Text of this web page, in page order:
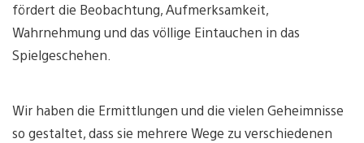
fördert die Beobachtung, Aufmerksamkeit,
Wahrnehmung und das völlige Eintauchen in das
Spielgeschehen.
Wir haben die Ermittlungen und die vielen Geheimnisse
so gestaltet, dass sie mehrere Wege zu verschiedenen